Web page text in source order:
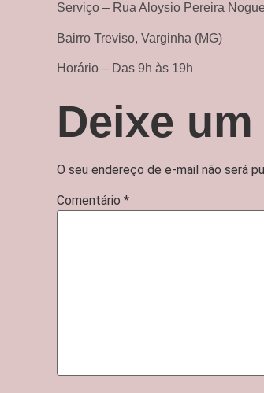
Serviço – Rua Aloysio Pereira
Bairro Treviso, Varginha (MG)
Horário – Das 9h às 19h
Deixe
O seu endereço de e-mail não será
Comentário *